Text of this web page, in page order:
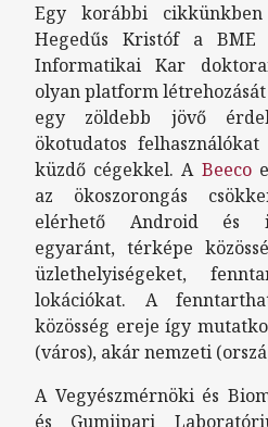
Egy korábbi
Hegedűs Kristóf a BME
Informatikai Kar
olyan platform
egy zöldebb jövő
ökotudatos
küzdő cégekkel. A Beeco
az ökoszorongás
elérhető Android és
egyaránt, térképe
üzlethelyiségeket,
lokációkat. A
közösség ereje így
(város), akár nemzeti
A Vegyészmérnöki és
és Gumiipari